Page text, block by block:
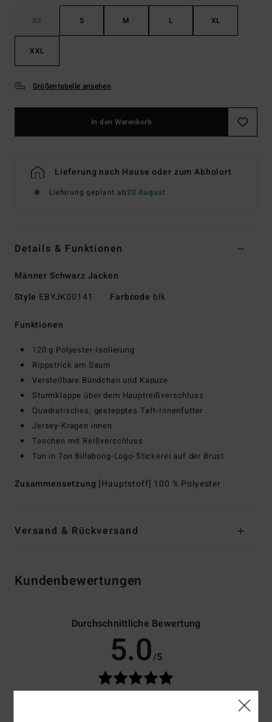
XS S M L XL
XXL
Größentabelle ansehen
In den Warenkorb
Lieferung nach Hause oder zum Abholort
Lieferung geplant ab20 August
Details & Funktionen
Männer Schwarz Jacken
Style EBYJK00141 Farbcode blk
Funktionen
120 g Polyester-Isolierung
Rippstrick am Saum
Verstellbare Bündchen und Kapuze
Sturmklappe über dem Hauptreißverschluss
Quadratisches, gestepptes Taft-Innenfutter
Jersey-Kragen innen
Taschen mit Reißverschluss
Ton in Ton Billabong-Logo-Stickerei auf der Brust
Zusammensetzung [Hauptstoff] 100 % Polyester
Versand & Rückversand
Kundenbewertungen
Durchschnittliche Bewertung
5.0/5